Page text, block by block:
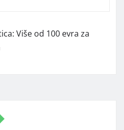
Više od 100 evra za